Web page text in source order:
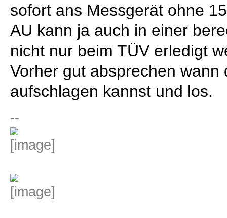
sofort ans Messgerät ohne
AU kann ja auch in einer
nicht nur beim TÜV erledigt
Vorher gut absprechen wann
aufschlagen kannst und los.
--